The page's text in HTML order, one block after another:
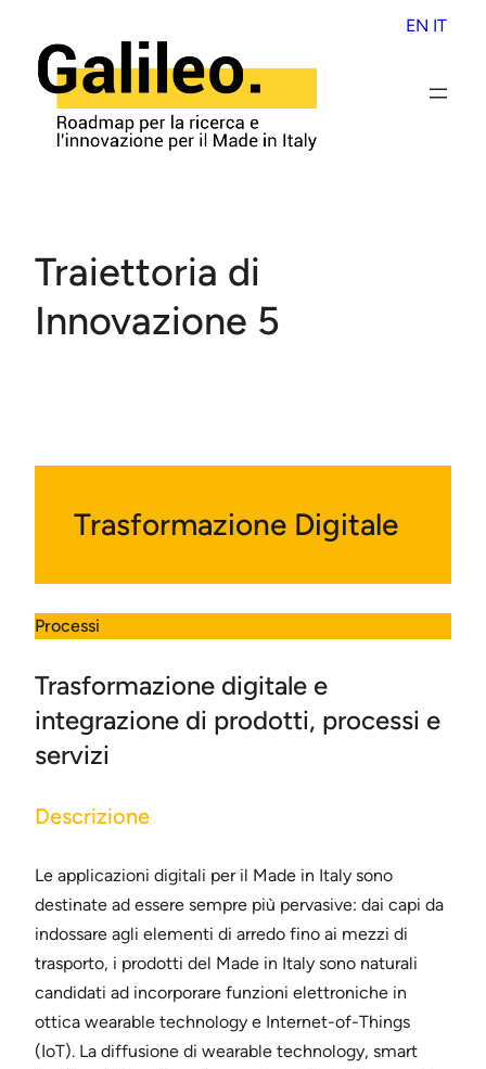
content
Traiettoria di
Innovazione 5
Trasformazione Digitale
Processi
Trasformazione digitale e
integrazione di prodotti, processi e
servizi
Descrizione
Le applicazioni digitali per il Made in Italy sono
destinate ad essere sempre più pervasive: dai capi da
indossare agli elementi di arredo fino ai mezzi di
trasporto, i prodotti del Made in Italy sono naturali
candidati ad incorporare funzioni elettroniche in
ottica wearable technology e Internet-of-Things
(IoT). La diffusione di wearable technology, smart
EN IT